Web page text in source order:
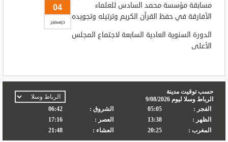
مسابقة مؤسسة محمد السادس للعلماء
الأفارقة في حفظ القرآن الكريم وترتيله وتجويده
04
ديسمبر
الدورة السنوية العادية السابعة لاجتماع المجلس
الأعلى